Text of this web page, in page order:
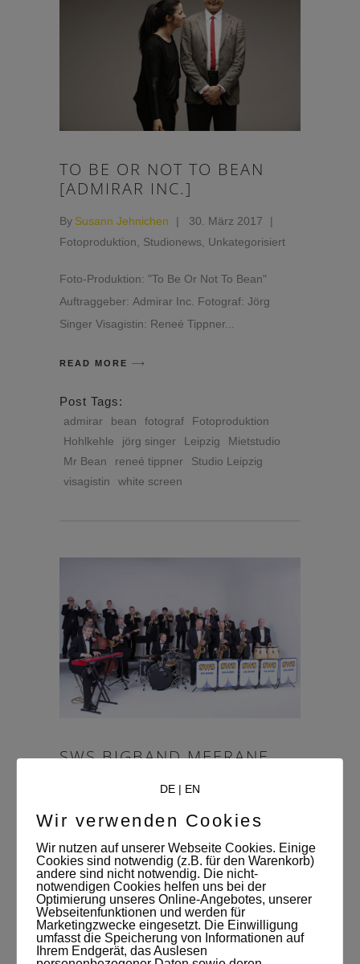
TO BE OR NOT TO BEAN
[ADMIRAR INC.]
By Susann Jehnichen
30. März 2017
Fotoproduktion, Studionews, Unkategorisiert
Foto-Produktion: "To Be Or Not To Bean"
Auftraggeber: Admirar Inc. Fotograf: Jörg
Singer Visagistin: Reneé Tippner
READ MORE
Post Tags:
admirar bean fotograf
Fotoproduktion
Hohlkehle
jörg singer Leipzig
Mietstudio
Mr Bean
reneé tippner
Studio Leipzig
visagistin
white screen
SWS BIGBAND MEERANE
Fotoproduktion , Studionews,Unkategorisiert
Band: SWS Bigband Meerane
Auftraggeber: Admirar Inc. Fotograf: Jörg
Singer
READ MORE
DE| EN
Wir verwenden Cookies
Wir nutzen auf unserer Webseite Cookies. Einige
Cookies sind notwendig (z.B. für den Warenkorb)
andere sind nicht notwendig. Die nicht-
notwendigen Cookies helfen uns bei der
Optimierung unseres Online-Angebotes, unserer
Webseitenfunktionen und werden für
Marketingzwecke eingesetzt. Die Einwilligung
umfasst die Speicherung von Informationen auf
Ihrem Endgerät, das Auslesen